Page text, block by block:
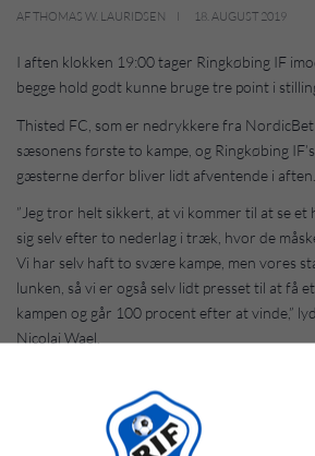
AF THOMAS W. LAURIDSEN 18. AUGUST 2019
I aften klokken 19:00 tager Ringkøbing IF
begge hold godt kunne bruge tre point i
Thisted FC, som er nedrykkere fra
sæsonens første to kampe, og Ringkøbing
gæsterne derfor bliver lidt afventende i aften.
”Jeg tror helt sikkert, at vi kommer til at se et
sig selv efter to nederlag i træk, hvor de
Vi har selv haft to svære kampe, men vores
lunken, så vi er også selv lidt presset til at få
kampen og går 100 procent efter at vinde,”
Nicolai Wael.
og aftens kamp bliver ikke meget nemmere,
se, at holdet selv er kommet længere frem.